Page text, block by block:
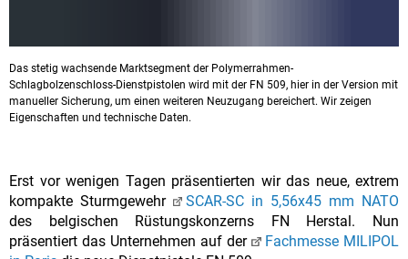
Das stetig wachsende Marktsegment der Polymerrahmen-
Schlagbolzenschloss-Dienstpistolen wird mit der FN 509, hier in der Version mit
manueller Sicherung, um einen weiteren Neuzugang bereichert. Wir zeigen
Eigenschaften und technische Daten.
Erst vor wenigen Tagen präsentierten wir das neue, extrem
kompakte Sturmgewehr
SCAR-SC in 5,56x45 mm NATO
des belgischen Rüstungskonzerns FN Herstal. Nun
präsentiert das Unternehmen auf der
Fachmesse MILIPOL